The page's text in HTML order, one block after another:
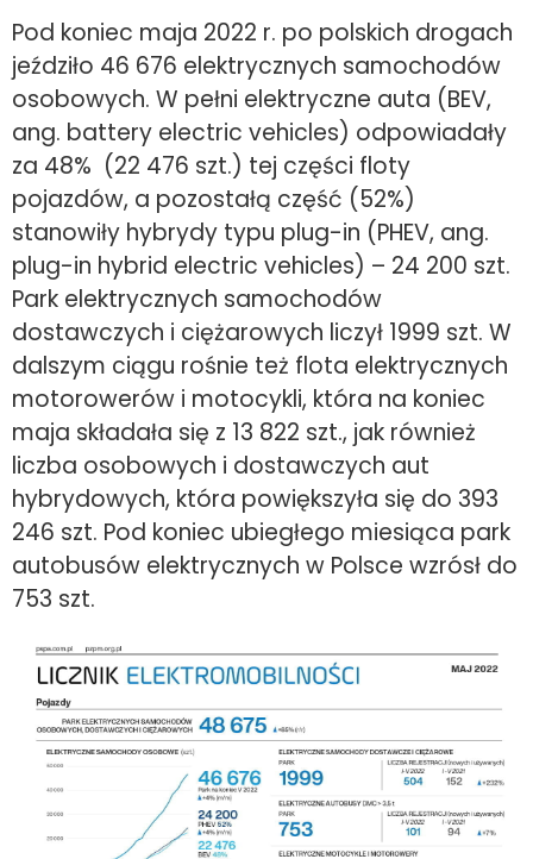
Pod koniec maja 2022 r. po polskich drogach
jeździło 46 676 elektrycznych samochodów
osobowych. W pełni elektryczne auta (BEV,
ang. battery electric vehicles) odpowiadały
za 48% (22 476 szt.) tej części floty
pojazdów, a pozostałą część (52%)
stanowiły hybrydy typu plug-in (PHEV, ang.
plug-in hybrid electric vehicles) – 24 200 szt.
Park elektrycznych samochodów
dostawczych i ciężarowych liczył 1999 szt. W
dalszym ciągu rośnie też flota elektrycznych
motorowerów i motocykli, która na koniec
maja składała się z 13 822 szt., jak również
liczba osobowych i dostawczych aut
hybrydowych, która powiększyła się do 393
246 szt. Pod koniec ubiegłego miesiąca park
autobusów elektrycznych w Polsce wzrósł do
753 szt.